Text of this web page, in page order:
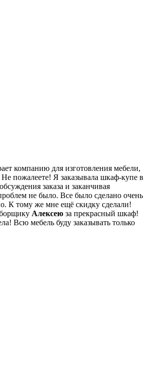
компанию для изготовления мебели,
пожалеете! Я заказывала шкаф-купе в
заказа и заканчивая
не было. Все было сделано очень
К тому же мне ещё скидку сделали!
Алексею за прекрасный шкаф!
Всю мебель буду заказывать только